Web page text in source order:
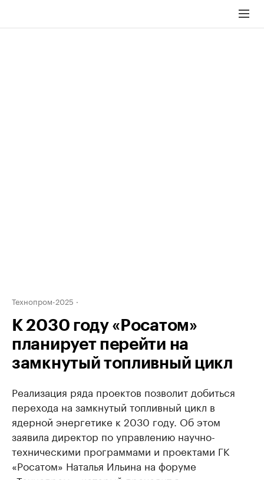
Технопром-2025
К 2030 году «Росатом»
планирует перейти на
замкнутый топливный цикл
Реализация ряда проектов позволит добиться
перехода на замкнутый топливный цикл в
ядерной энергетике к 2030 году. Об этом
заявила директор по управлению научно-
техническими программами и проектами ГК
«Росатом» Наталья Ильина на форуме